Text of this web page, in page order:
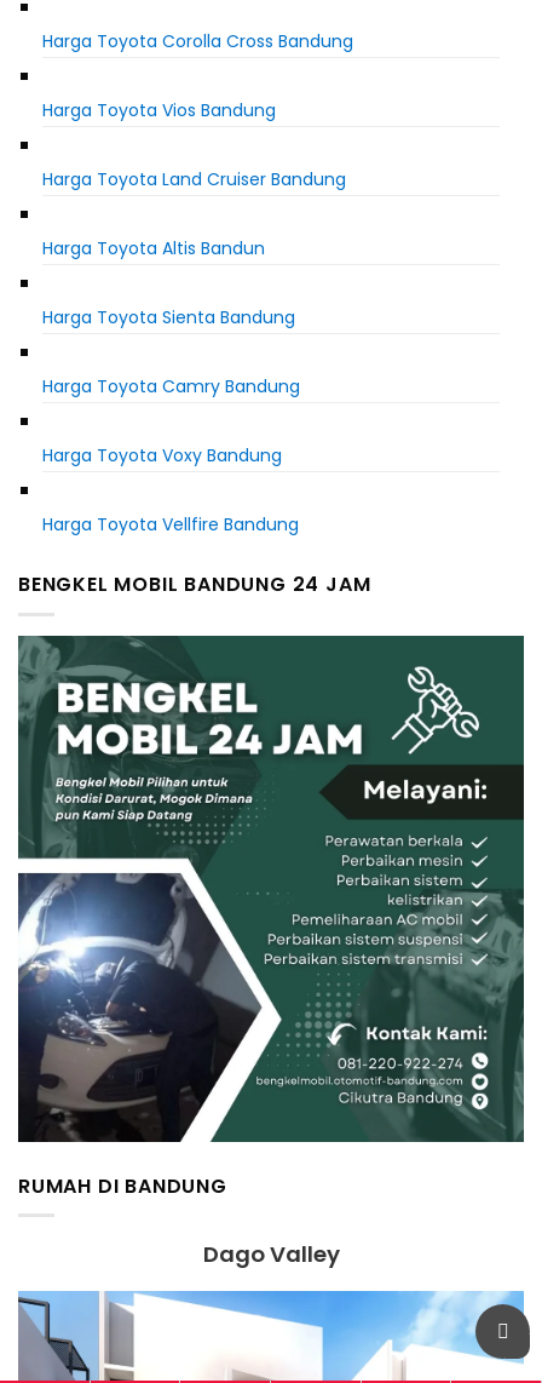
Harga Toyota Corolla Cross Bandung
Harga Toyota Vios Bandung
Harga Toyota Land Cruiser Bandung
Harga Toyota Altis Bandun
Harga Toyota Sienta Bandung
Harga Toyota Camry Bandung
Harga Toyota Voxy Bandung
Harga Toyota Vellfire Bandung
BENGKEL MOBIL BANDUNG 24 JAM
RUMAH DI BANDUNG
Dago Valley